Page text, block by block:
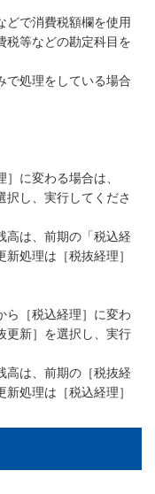
どで消費税額欄を使用
税等などの勘定科目を
で処理をしている場合
に変わる場合は、
択し、実行してくださ
高は、前期の「税込経
処理は［税抜経理］
ら［税込経理］に変わ
更新］を選択し、実行
高は、前期の［税抜経
処理は［税込経理］